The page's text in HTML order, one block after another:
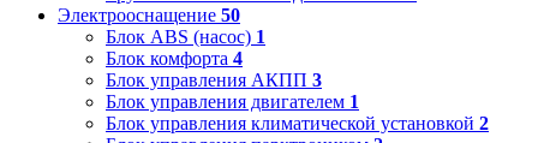
Электрооснащение 50
Блок ABS (насос) 1
Блок комфорта 4
Блок управления АКПП 3
Блок управления двигателем 1
Блок управления климатической установкой 2